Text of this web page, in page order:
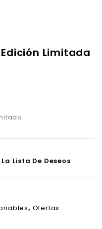
Limitada
Lista De Deseos
, Ofertas